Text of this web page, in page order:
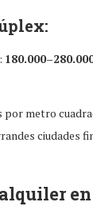
por metro
ciudades